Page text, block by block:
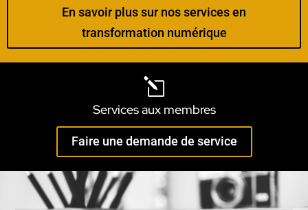
En savoir plus sur nos services en
transformation numérique
l
Services aux membres
Faire une demande de service